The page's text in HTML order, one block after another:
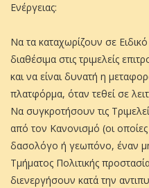
Ενέργειας:
Να τα καταχωρίζουν σε
διαθέσιμα στις τριμελείς
και να είναι δυνατή η
πλατφόρμα, όταν τεθεί σε
Να συγκροτήσουν τις
από τον Κανονισμό (οι
δασολόγο ή γεωπόνο, έναν
Τμήματος Πολιτικής
διενεργήσουν κατά την